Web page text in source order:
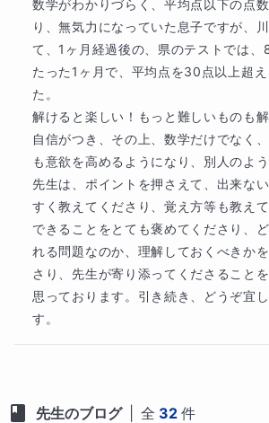
ことができます。
以上が私が学生時代、そして今も指
ることになります。
まとめると私の授業は短期で基礎を
を一気に伸ばしてからそれを長期的
いう指導スタイルになります。基礎
を出すと、その科目へのイメージが
モチベーションの向上にもつながり
基礎の維持とそれを使いこなす術（
き、最終的に高得点で安定するよう
（ちなみにですが、今年の共通テス
題も１問的中させました。）
素早くそして長期的に安定した結果
数学がわかりづらく、平均点以下の点
り、無気力になっていた息子ですが、
て、1ヶ月経過後の、県のテストでは、
たった1ヶ月で、平均点を30点以上超
た。
解けると楽しい！もっと難しいものも
自信がつき、その上、数学だけでなく
も意欲を高めるようになり、別人のよう
先生は、ポイントを押さえて、出来な
すく教えてくださり、覚え方等も教えて
できることをとても褒めてくださり、
れる問題なのか、理解しておくべきか
さり、先生が寄り添ってくださること
思っております。引き続き、どうぞ宜
す。
先生のブログ 全 32 件